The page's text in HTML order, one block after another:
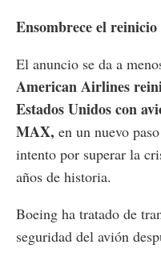
Ensombrece el reinicio
El anuncio se da a
American Airlines
Estados Unidos con
MAX, en un nuevo
intento por superar la
años de historia.
Boeing ha tratado de
seguridad del avión